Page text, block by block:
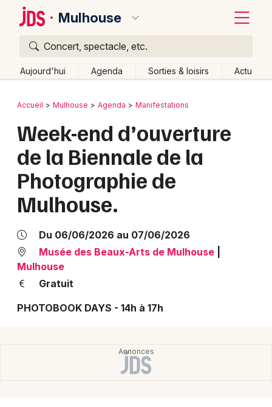
Mulhouse
Concert, spectacle, etc.
Aujourd'hui Agenda Sorties & loisirs Actu
Publier un événement
Grands événements
Activité & Expérience
Manifestations
Foires & salons
Bordeaux
Colmar
Lille
Lyon
Marseille
Mulhouse
Montpellier
Nantes
Retour
Accueil Mulhouse Agenda Manifestations
Week-end d’ouverture
de la Biennale de la
Photographie de
Mulhouse.
Du 06/06/2026 au 07/06/2026
Musée des Beaux-Arts de Mulhouse
Mulhouse
Gratuit
PHOTOBOOK DAYS - 14h à 17h
Quoi ?
Où ?
Partout
Près de moi Changer de lieu
Quand ?
Effacer les dates
Aujourd'hui
Demain Ce week-end